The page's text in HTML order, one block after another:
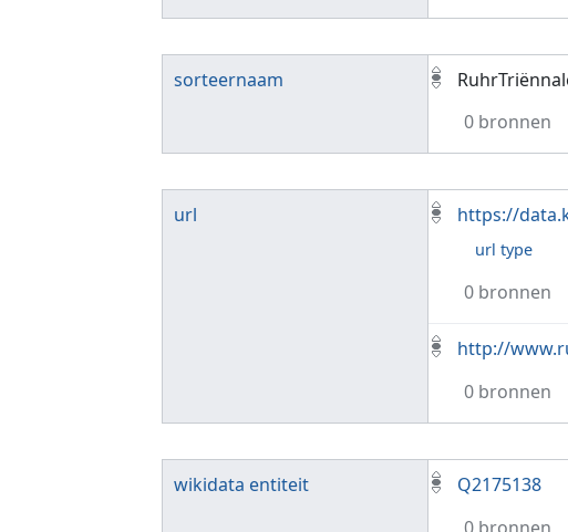
sorteernaam
0 bronnen
url https://
url type
0 bronnen
http://
0 bronnen
wikidata entiteit
Q2175138
0 bronnen